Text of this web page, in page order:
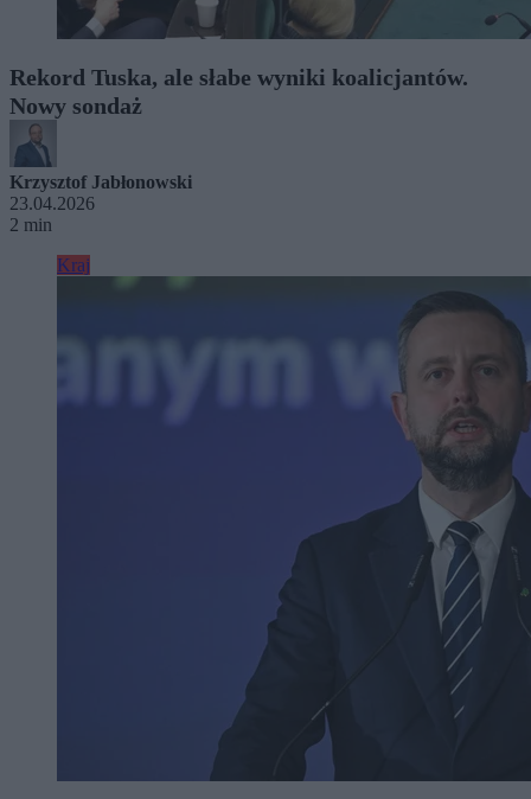
Rekord Tuska, ale słabe wyniki koalicjantów.
Nowy sondaż
Krzysztof Jabłonowski
23.04.2026
2 min
Kraj